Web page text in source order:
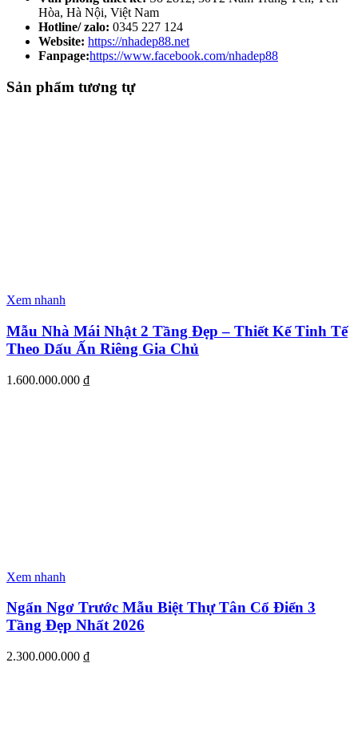
Hòa, Hà Nội, Việt Nam
Hotline/ zalo: 0345 227 124
Website: https://nhadep88.net
Fanpage:https://www.facebook.com/nhadep88
Sản phẩm tương tự
Xem nhanh
Mẫu Nhà Mái Nhật 2 Tầng Đẹp – Thiết Kế Tinh Tế
Theo Dấu Ấn Riêng Gia Chủ
1.600.000.000 ₫
Xem nhanh
Ngẩn Ngơ Trước Mẫu Biệt Thự Tân Cổ Điển 3
Tầng Đẹp Nhất 2026
2.300.000.000 ₫